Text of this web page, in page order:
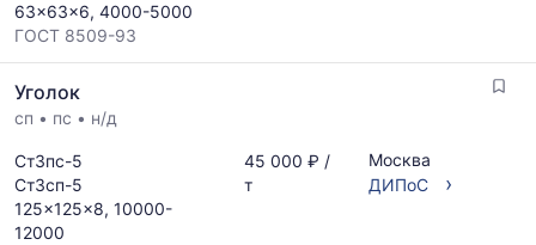
63x63x6, 4000-5000
ГОСТ 8509-93
Уголок
сп • пс • н/д
Ст3пс-5
Ст3сп-5
125x125x8, 10000-
12000
45 000 ₽ /
т
Москва
ДИПоС
›